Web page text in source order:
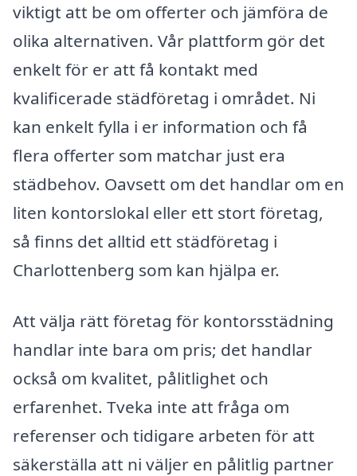
viktigt att be om offerter och jämföra de
olika alternativen. Vår plattform gör det
enkelt för er att få kontakt med
kvalificerade städföretag i området. Ni
kan enkelt fylla i er information och få
flera offerter som matchar just era
städbehov. Oavsett om det handlar om en
liten kontorslokal eller ett stort företag,
så finns det alltid ett städföretag i
Charlottenberg som kan hjälpa er.
Att välja rätt företag för kontorsstädning
handlar inte bara om pris; det handlar
också om kvalitet, pålitlighet och
erfarenhet. Tveka inte att fråga om
referenser och tidigare arbeten för att
säkerställa att ni väljer en pålitlig partner